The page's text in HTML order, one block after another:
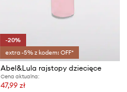
-20%
extra -5% z kodem: OFF*
Abel&Lula rajstopy dziecięce
Cena aktualna:
47,99 zł